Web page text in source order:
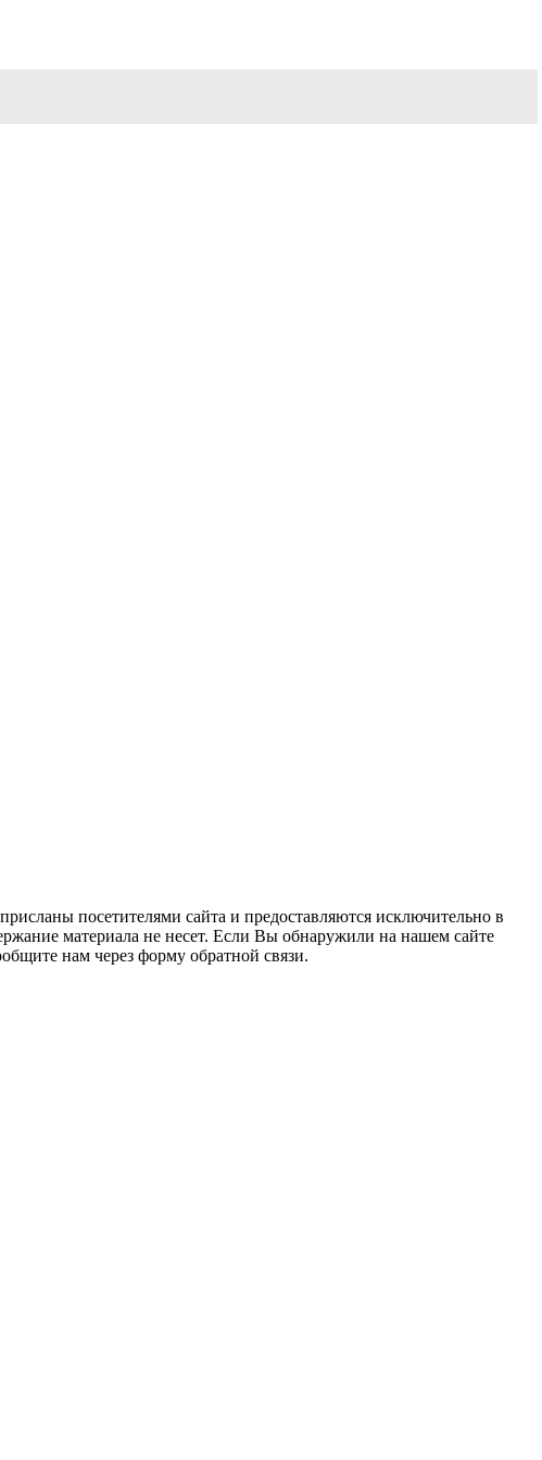
посетителями сайта и предоставляются исключительно в
материала не несет. Если Вы обнаружили на нашем сайте
нам через форму обратной связи.